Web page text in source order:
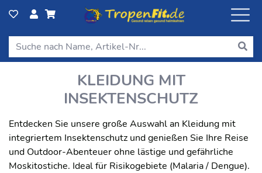
KLEIDUNG MIT
INSEKTENSCHUTZ
Entdecken Sie unsere große Auswahl an Kleidung mit
integriertem Insektenschutz und genießen Sie Ihre Reise
und Outdoor-Abenteuer ohne lästige und gefährliche
Moskitostiche. Ideal für Risikogebiete (Malaria / Dengue).